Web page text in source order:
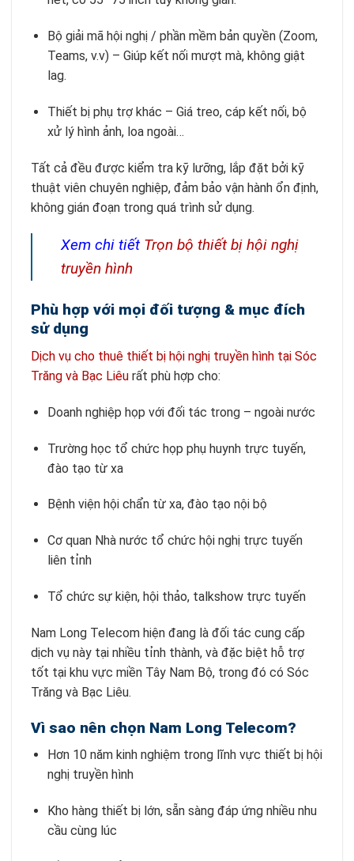
Bộ giải mã hội nghị / phần mềm bản quyền (Zoom,
Teams, v.v) – Giúp kết nối mượt mà, không giật
lag.
Thiết bị phụ trợ khác – Giá treo, cáp kết nối, bộ
xử lý hình ảnh, loa ngoài…
Tất cả đều được kiểm tra kỹ lưỡng, lắp đặt bởi kỹ
thuật viên chuyên nghiệp, đảm bảo vận hành ổn định,
không gián đoạn trong quá trình sử dụng.
Xem chi tiết Trọn bộ thiết bị hội nghị
truyền hình
Phù hợp với mọi đối tượng & mục đích
sử dụng
Dịch vụ cho thuê thiết bị hội nghị truyền hình tại Sóc
Trăng và Bạc Liêu rất phù hợp cho:
Doanh nghiệp họp với đối tác trong – ngoài nước
Trường học tổ chức họp phụ huynh trực tuyến,
đào tạo từ xa
Bệnh viện hội chẩn từ xa, đào tạo nội bộ
Cơ quan Nhà nước tổ chức hội nghị trực tuyến
liên tỉnh
Tổ chức sự kiện, hội thảo, talkshow trực tuyến
Nam Long Telecom hiện đang là đối tác cung cấp
dịch vụ này tại nhiều tỉnh thành, và đặc biệt hỗ trợ
tốt tại khu vực miền Tây Nam Bộ, trong đó có Sóc
Trăng và Bạc Liêu.
Vì sao nên chọn Nam Long Telecom?
Hơn 10 năm kinh nghiệm trong lĩnh vực thiết bị hội
nghị truyền hình
Kho hàng thiết bị lớn, sẵn sàng đáp ứng nhiều nhu
cầu cùng lúc️